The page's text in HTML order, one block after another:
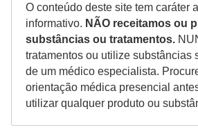
O conteúdo deste site tem caráter
informativo. NÃO receitamos ou
substâncias ou tratamentos.
tratamentos ou utilize substâncias
de um médico especialista.
orientação médica presencial
utilizar qualquer produto ou